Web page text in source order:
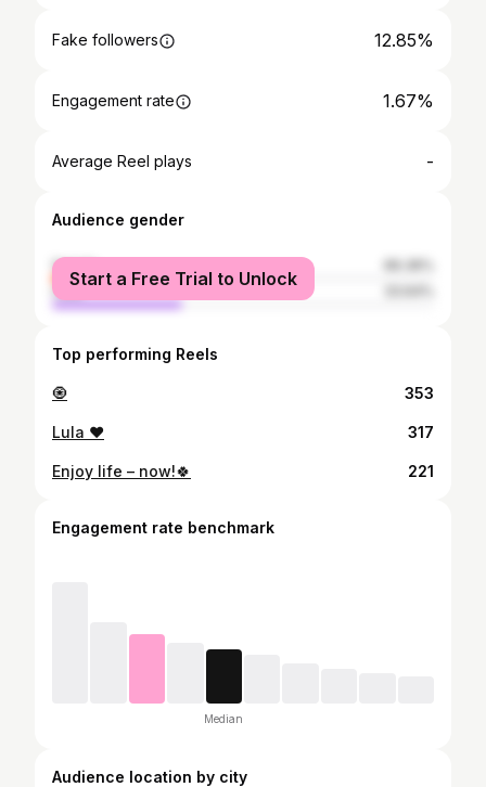
Fake followers 12.85%
Engagement rate 1.67%
Average Reel plays -
Audience gender
female
male
Start a Free Trial to Unlock
Top performing Reels
🧿 353
Lula ❤️ 317
Enjoy life – now!🍀 221
Engagement rate benchmark
Median
Audience location by city